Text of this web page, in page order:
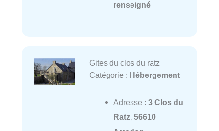
renseigné
Gites du clos du ratz
Catégorie : Hébergement
Adresse : 3 Clos du
Ratz, 56610